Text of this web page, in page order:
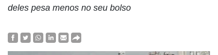
deles pesa menos no seu bolso